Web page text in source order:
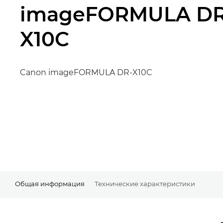
imageFORMULA
X10C
Canon imageFORMULA DR-X10C
Общая информация Технические характеристики